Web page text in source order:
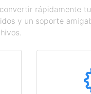
rápidamente
y un soporte